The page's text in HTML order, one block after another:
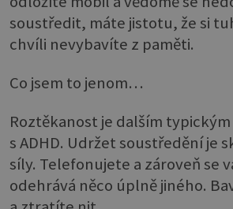
soustředit, máte jistotu, že si
chvíli nevybavíte z paměti.
Co jsem to jenom…
Roztěkanost je dalším
s ADHD. Udržet soustředění je
síly. Telefonujete a zároveň se
odehrává něco úplně jiného.